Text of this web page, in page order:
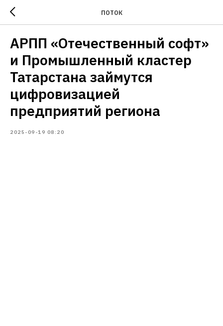
ПОТОК
АРПП «Отечественный софт»
и Промышленный кластер
Татарстана займутся
цифровизацией
предприятий региона
2025-09-19 08:20